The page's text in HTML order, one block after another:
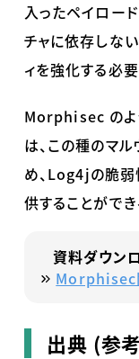
入ったペイロー
チャに依存しな
ィを強化する必要
Morphisec の
は、この種のマ
め、 Log4jの脆
供することができ
資料ダウン
Morphisec
出典 (参